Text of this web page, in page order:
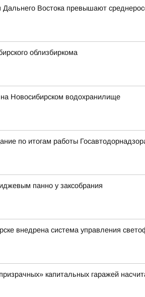
Востока превышают
облизбиркома
Новосибирском водохранилище
по итогам работы
панно у заксобрания
внедрена система управления
капитальных гаражей